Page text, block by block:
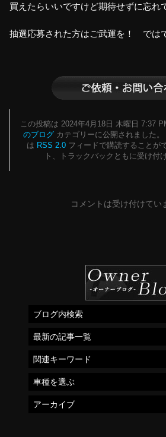
買えたらいいですけど期待せずに忘れ
抽選応募された方はご武運を！ では
この投稿は 2024年4月18日 木曜日 7:37
のブログカテゴリーに公開されました。
は RSS 2.0フィードで購読することが
ト、トラックバックともに受け付
コメントは受け付けてい
ブログ内検索
最新の記事一覧
関連キーワード
車種を選ぶ
アーカイブ